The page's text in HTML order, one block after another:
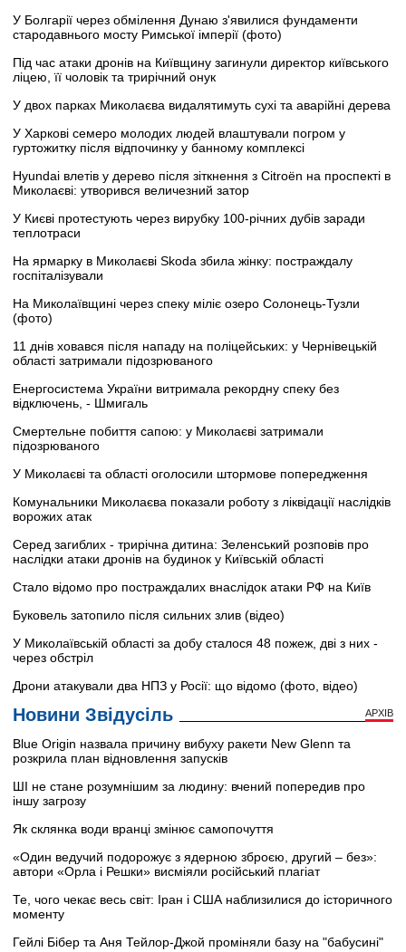
У Болгарії через обмілення Дунаю з'явилися фундаменти
стародавнього мосту Римської імперії (фото)
Під час атаки дронів на Київщину загинули директор київського
ліцею, її чоловік та трирічний онук
У двох парках Миколаєва видалятимуть сухі та аварійні дерева
У Харкові семеро молодих людей влаштували погром у
гуртожитку після відпочинку у банному комплексі
Hyundai влетів у дерево після зіткнення з Citroën на проспекті в
Миколаєві: утворився величезний затор
У Києві протестують через вирубку 100-річних дубів заради
теплотраси
На ярмарку в Миколаєві Skoda збила жінку: постраждалу
госпіталізували
На Миколаївщині через спеку міліє озеро Солонець-Тузли
(фото)
11 днів ховався після нападу на поліцейських: у Чернівецькій
області затримали підозрюваного
Енергосистема України витримала рекордну спеку без
відключень, - Шмигаль
Смертельне побиття сапою: у Миколаєві затримали
підозрюваного
У Миколаєві та області оголосили штормове попередження
Комунальники Миколаєва показали роботу з ліквідації наслідків
ворожих атак
Серед загиблих - трирічна дитина: Зеленський розповів про
наслідки атаки дронів на будинок у Київській області
Стало відомо про постраждалих внаслідок атаки РФ на Київ
Буковель затопило після сильних злив (відео)
У Миколаївській області за добу сталося 48 пожеж, дві з них -
через обстріл
Дрони атакували два НПЗ у Росії: що відомо (фото, відео)
Новини Звідусіль АРХІВ
Blue Origin назвала причину вибуху ракети New Glenn та
розкрила план відновлення запусків
ШІ не стане розумнішим за людину: вчений попередив про
іншу загрозу
Як склянка води вранці змінює самопочуття
«Один ведучий подорожує з ядерною зброєю, другий – без»:
автори «Орла і Решки» висміяли російський плагіат
Те, чого чекає весь світ: Іран і США наблизилися до історичного
моменту
Гейлі Бібер та Аня Тейлор-Джой проміняли базу на "бабусині"